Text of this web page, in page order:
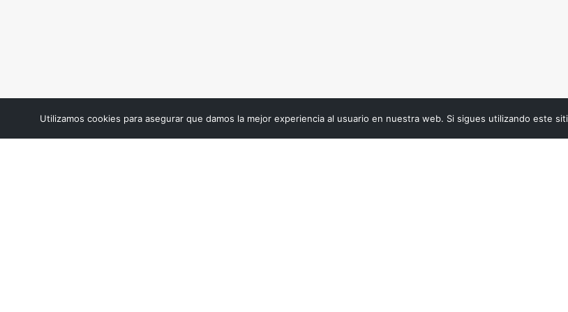
Utilizamos cookies para asegurar que damos la mejor experiencia al usuario en nuestra web. Si sigues utilizando este